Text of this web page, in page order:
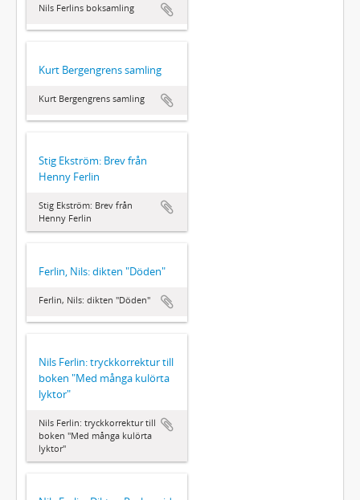
Nils Ferlins boksamling
Kurt Bergengrens samling
Kurt Bergengrens samling
Stig Ekström: Brev från
Henny Ferlin
Stig Ekström: Brev från
Henny Ferlin
Ferlin, Nils: dikten "Döden"
Ferlin, Nils: dikten "Döden"
Nils Ferlin: tryckkorrektur till
boken "Med många kulörta
lyktor"
Nils Ferlin: tryckkorrektur till
boken "Med många kulörta
lyktor"